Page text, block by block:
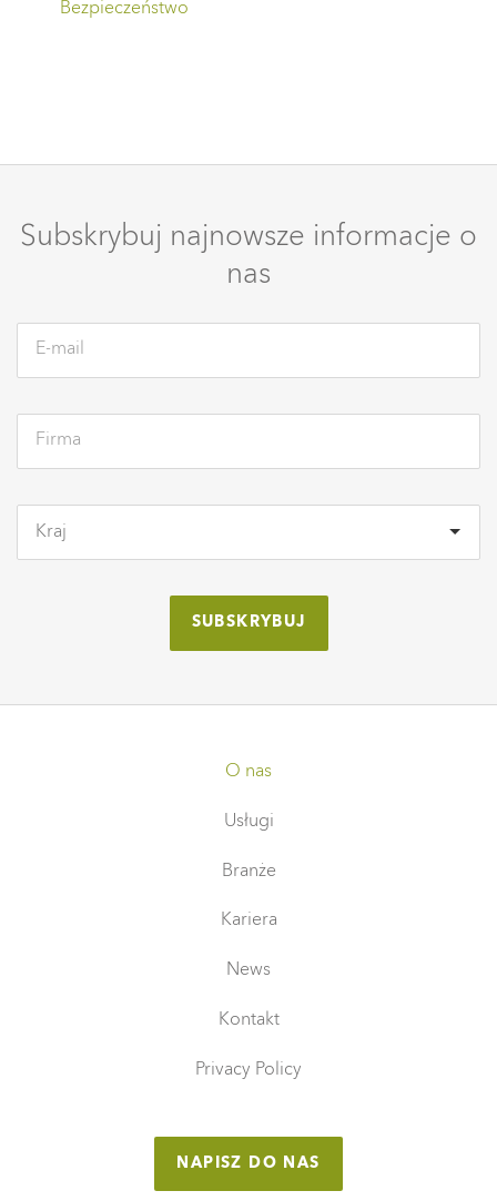
Bezpieczeństwo
Subskrybuj najnowsze informacje o
nas
O nas
Usługi
Branże
Kariera
News
Kontakt
Privacy Policy
NAPISZ DO NAS